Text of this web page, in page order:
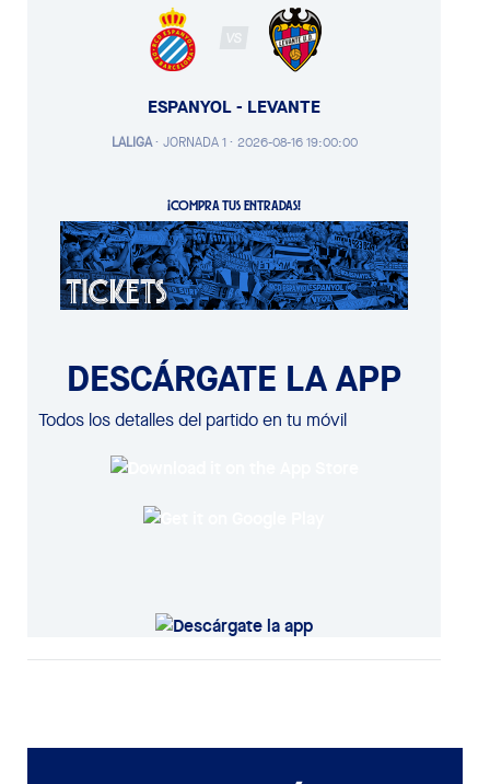
VS
ESPANYOL - LEVANTE
LALIGA· JORNADA 1 · 2026-08-16 19:00:00
¡COMPRA TUS ENTRADAS!
DESCÁRGATE LA APP
Todos los detalles del partido en tu móvil